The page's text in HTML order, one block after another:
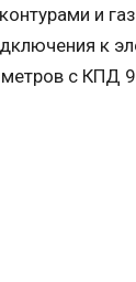
и
к
с КПД